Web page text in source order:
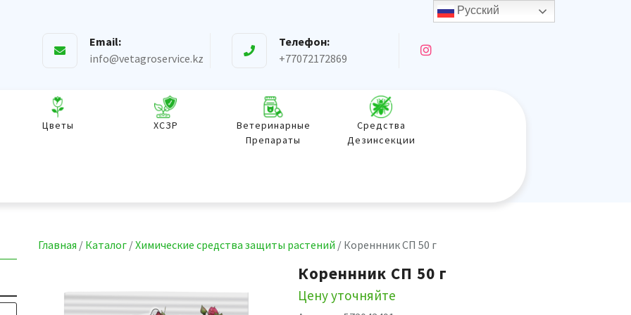
Email:
info@vetagroservice.kz
Телефон:
+77072172869
Цветы ХСЗР
Ветеринарные
Препараты
Средства
Дезинсекции
Главная / Каталог /Химические средства защиты растений / Кореннник СП 50 г
Кореннник СП 50 г
Цену уточняйте
Русский